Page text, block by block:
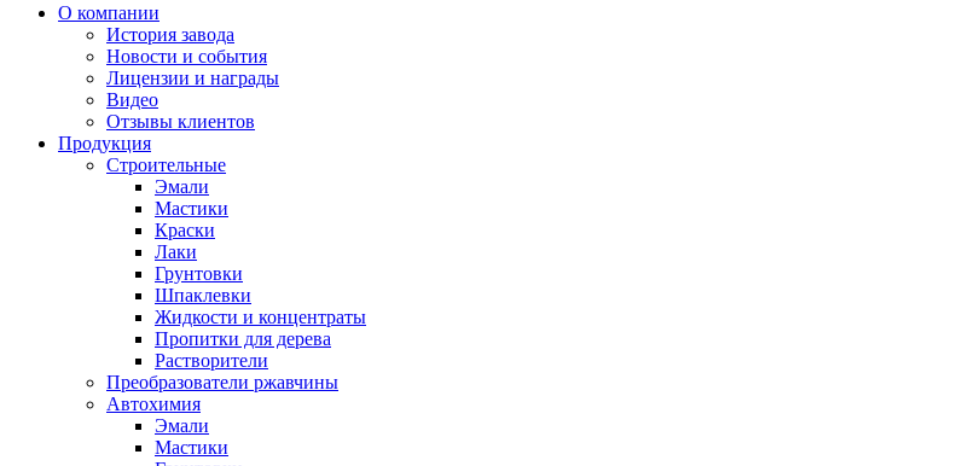
О компании
История завода
Новости и события
Лицензии и награды
Видео
Отзывы клиентов
Продукция
Строительные
Эмали
Мастики
Краски
Лаки
Грунтовки
Шпаклевки
Жидкости и концентраты
Пропитки для дерева
Растворители
Преобразователи ржавчины
Автохимия
Эмали
Мастики